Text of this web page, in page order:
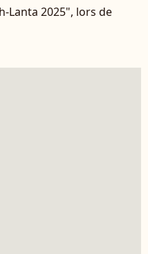
Lanta 2025", lors de